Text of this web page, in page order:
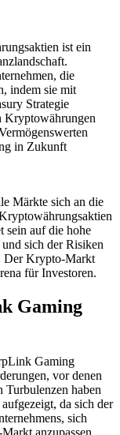
ist ein
die
indem sie mit
Strategie
Kryptowährungen
in Zukunft
Märkte sich an die
sein auf die hohe
sich der Risiken
Der Krypto-Markt
für Investoren.
Gaming
Gaming
vor denen
Turbulenzen haben
da sich der
sich
anzupassen,